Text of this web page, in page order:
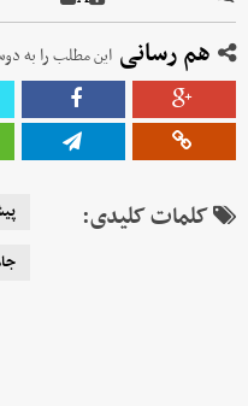
هم رسانی این مطلب را به
کلمات کلیدی: